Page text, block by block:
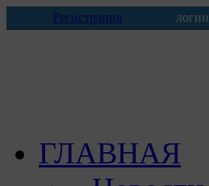
Регистрация логин
ГЛАВНАЯ